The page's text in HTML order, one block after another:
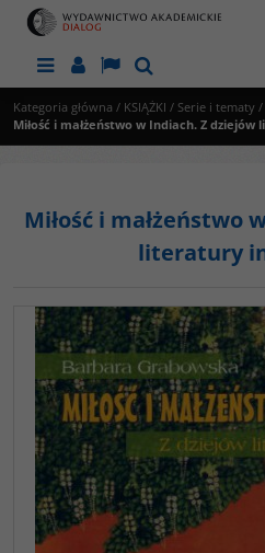
MenuPanelLangSzukaj
Kategoria główna / KSIĄŻKI / Serie i tematy /
Miłość i małżeństwo w Indiach. Z
Miłość i małżeństwo
literatury